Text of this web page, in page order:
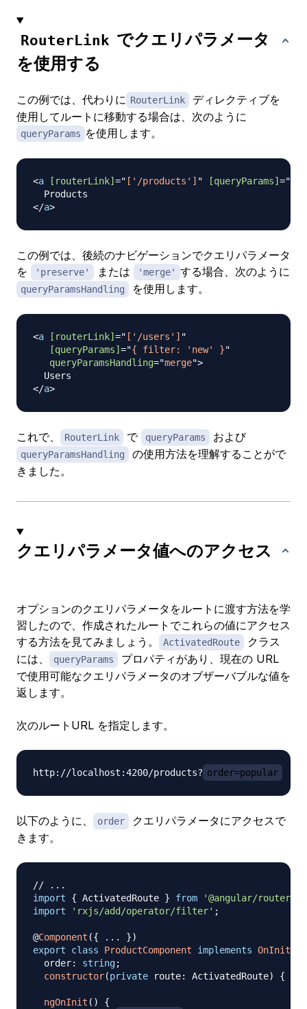
RouterLink でクエリパラメータ
を使用する
この例では、代わりに RouterLink
ディレクティブを
使用してルートに移動する場合は、次のように
queryParams を使用します。
<a [routerLink] =" ['/products'] " [queryParams] ="
</a>
この例では、後続のナビゲーションでクエリパラメータ
を
'preserve' または 'merge' する場合、次のように
queryParamsHandling を使用します。
<a [routerLink] =" ['/users'] "
[queryParams] ="{ filter: 'new' }"
queryParamsHandling="merge">
</a>
これで、 RouterLink で queryParams および
queryParamsHandling
の使用方法を理解することがで
きました。
クエリパラメータ値へのアクセス
オプションのクエリパラメータをルートに渡す方法を学
習したので、作成されたルートでこれらの値にアクセス
する方法を見てみましょう。
ActivatedRoute
クラス
には、
queryParams
プロパティがあり、現在の URL
で使用可能なクエリパラメータのオブザーバブルな値を
返します。
次のルートURL を指定します。
http://localhost:4200/products? order=popular
以下のように、 order
クエリパラメータにアクセスで
きます。
// ...
import
{ ActivatedRoute } from '@angular/router'
import
'rxjs/add/operator/filter' ;
@Component ({ ... })
export
class ProductComponent implements OnInit
  order
: string;
constructor(private route: ActivatedRoute) {
ngOnInit ( )
{